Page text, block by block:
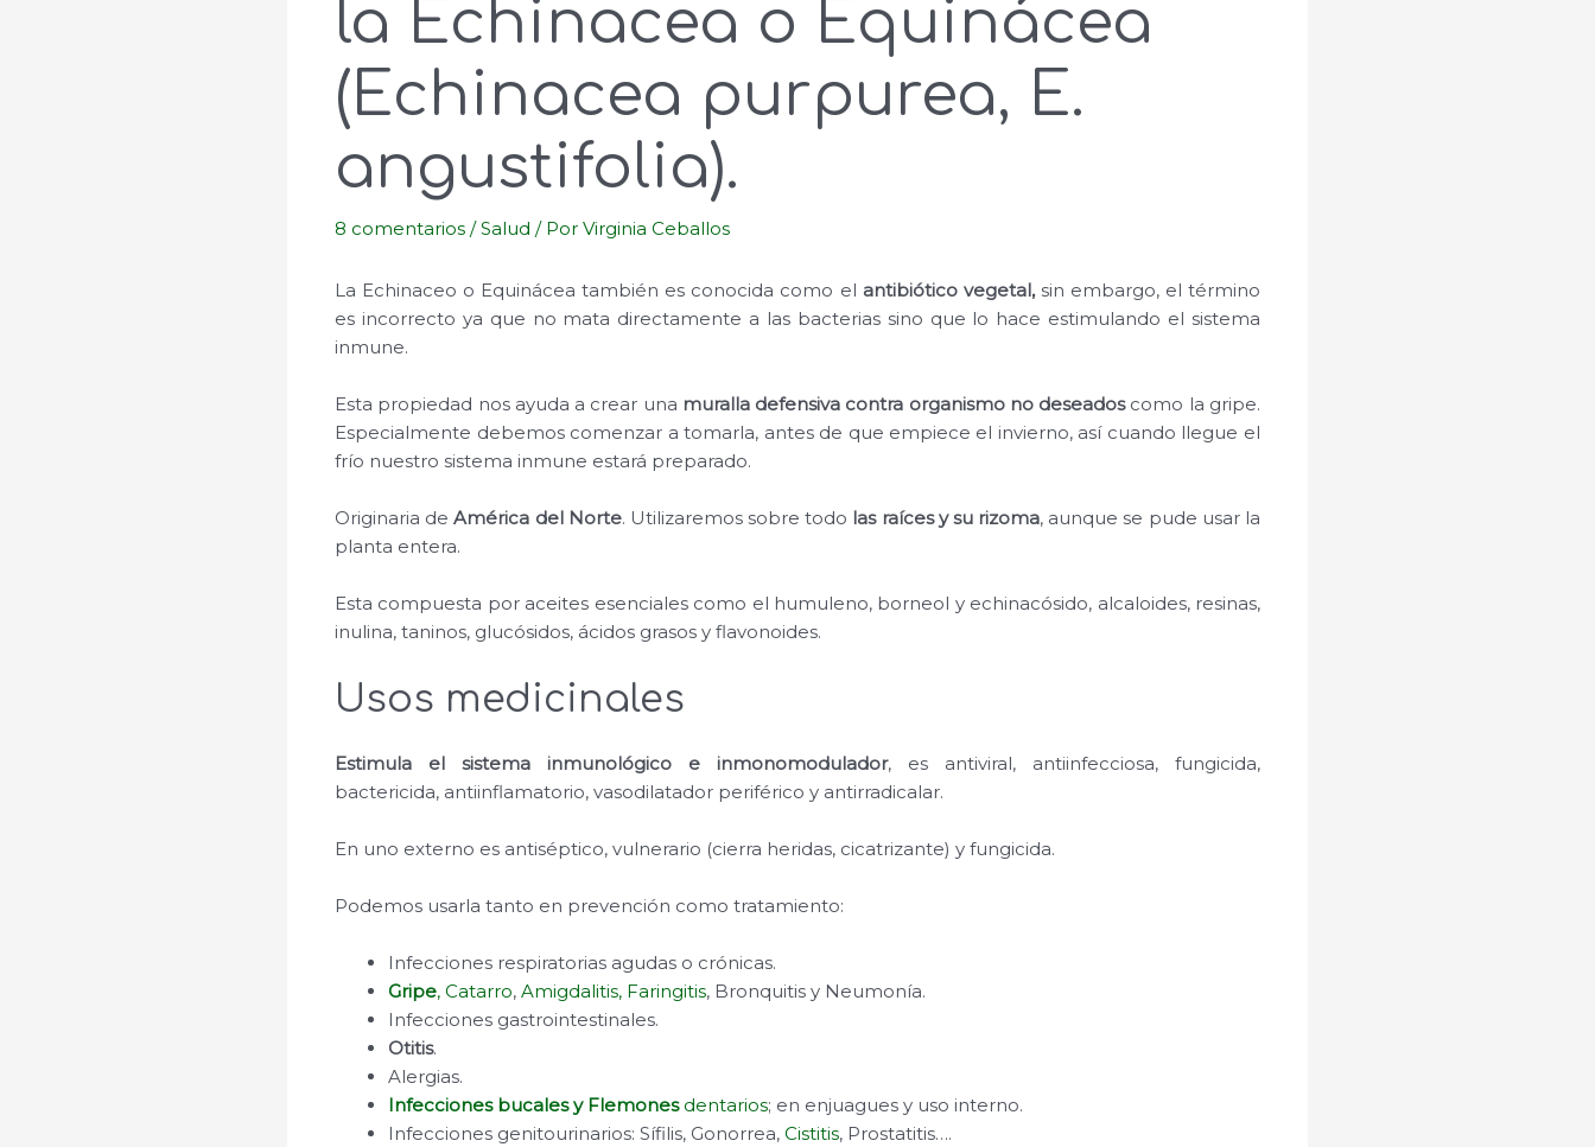
la Echinacea o Equinácea
(Echinacea purpurea, E.
angustifolia).
8 comentarios /Salud / PorVirginia Ceballos
La Echinaceo o Equinácea también es conocida como el antibiótico vegetal, sin embargo, el término
es incorrecto ya que no mata directamente a las bacterias sino que lo hace estimulando el sistema
inmune.
Esta propiedad nos ayuda a crear una muralla defensiva contra organismo no deseadoscomo la gripe.
Especialmente debemos comenzar a tomarla, antes de que empiece el invierno, así cuando llegue el
frío nuestro sistema inmune estará preparado.
Originaria de América del Norte. Utilizaremos sobre todo las raíces y su rizoma, aunque se pude usar la
planta entera.
Esta compuesta por aceites esenciales como el humuleno, borneol y echinacósido, alcaloides, resinas,
inulina, taninos, glucósidos, ácidos grasos y flavonoides.
Usos medicinales
Estimula el sistema inmunológico e inmonomodulador, es antiviral, antiinfecciosa, fungicida,
bactericida, antiinflamatorio, vasodilatador periférico y antirradicalar.
En uno externo es antiséptico, vulnerario (cierra heridas, cicatrizante) y fungicida.
Podemos usarla tanto en prevención como tratamiento:
Infecciones respiratorias agudas o crónicas.
Gripe, Catarro, Amigdalitis, Faringitis, Bronquitis y Neumonía.
Infecciones gastrointestinales.
Otitis.
Alergias.
Infecciones bucales y Flemonesdentarios; en enjuagues y uso interno.
Infecciones genitourinarios: Sífilis, Gonorrea,Cistitis, Prostatitis….